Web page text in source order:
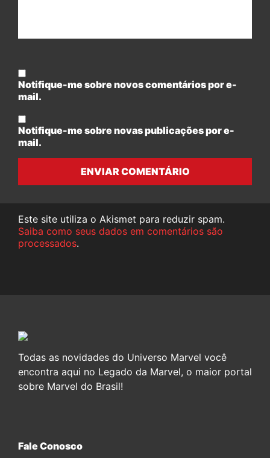
Notifique-me sobre novos comentários por e-
mail.
Notifique-me sobre novas publicações por e-
mail.
ENVIAR COMENTÁRIO
Este site utiliza o Akismet para reduzir spam.
Saiba como seus dados em comentários são
processados.
Todas as novidades do Universo Marvel você
encontra aqui no Legado da Marvel, o maior portal
sobre Marvel do Brasil!
Fale Conosco